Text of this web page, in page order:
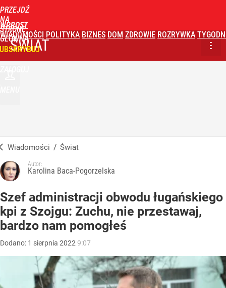
PRZEJDŹ
NA
STRONĘ
GŁÓWNĄ
WPROST
WIADOMOŚCI POLITYKA BIZNES DOM ZDROWIE ROZRYWKA
ŚWIAT
Wiadomości / Świat
Autor:
Karolina Baca-Pogorzelska
Szef administracji obwodu ługańskiego
kpi z Szojgu: Zuchu, nie przestawaj,
bardzo nam pomogłeś
Dodano: 1 sierpnia 2022 9:07